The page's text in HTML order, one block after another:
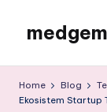
content
Home Blog
Ekosistem Startup